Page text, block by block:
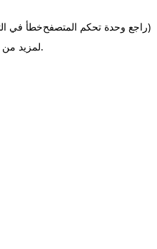
خطأ في(راجع وحدة تحكم المتصفح
لمزيد من.